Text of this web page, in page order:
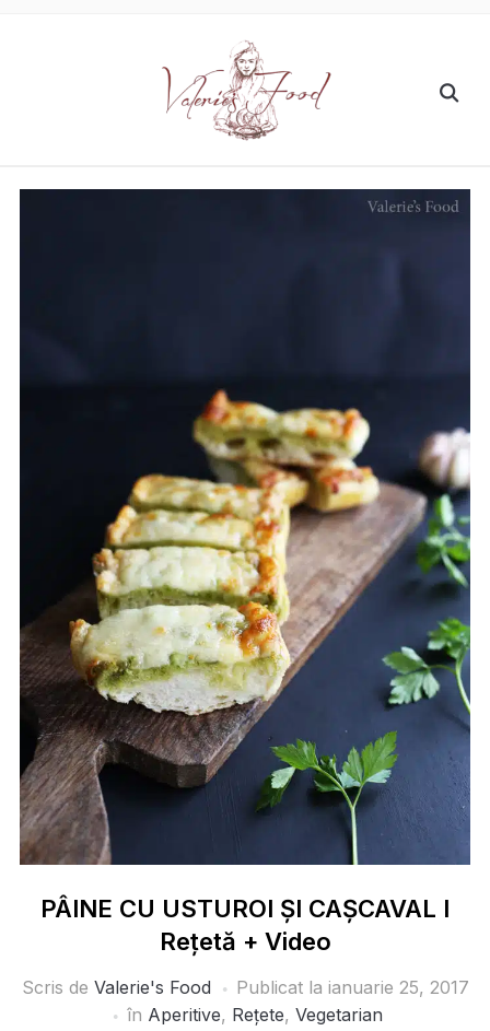
PÂINE CU USTUROI ȘI CAȘCAVAL I
Rețetă + Video
Scris de Valerie's Food Publicat la ianuarie 25, 2017
în Aperitive, Rețete, Vegetarian